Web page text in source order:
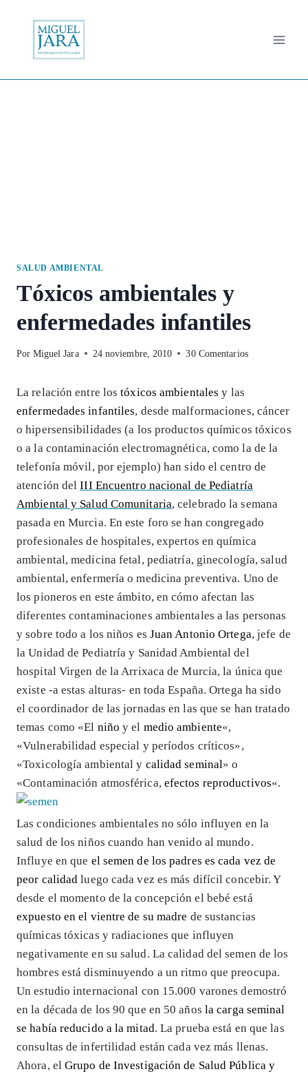
contenido
SALUD AMBIENTAL
Tóxicos ambientales y
enfermedades infantiles
Por Miguel Jara 24 noviembre, 2010 30 Comentarios
La relación entre lostóxicos ambientalesy las
enfermedades infantiles, desde malformaciones, cáncer
o hipersensibilidades (a los productos químicos tóxicos
o a la contaminación electromagnética, como la de la
telefonía móvil, por ejemplo) han sido el centro de
atención delIII Encuentro nacional de Pediatría
Ambiental y Salud Comunitaria, celebrado la semana
pasada en Murcia. En este foro se han congregado
profesionales de hospitales, expertos en química
ambiental, medicina fetal, pediatría, ginecología, salud
ambiental, enfermería o medicina preventiva. Uno de
los pioneros en este ámbito, en cómo afectan las
diferentes contaminaciones ambientales a las personas
y sobre todo a los niños es Juan Antonio Ortega, jefe de
la Unidad de Pediatría y Sanidad Ambiental del
hospital Virgen de la Arrixaca de Murcia, la única que
existe -a estas alturas- en toda España. Ortega ha sido
el coordinador de las jornadas en las que se han tratado
temas como «El niñoy el medio ambiente«,
«Vulnerabilidad especial y períodos críticos»,
«Toxicología ambiental y calidad seminal» o
«Contaminación atmosférica, efectos reproductivos«.
Las condiciones ambientales no sólo influyen en la
salud de los niños cuando han venido al mundo.
Influye en que el semen de los padres es cada vez de
peor calidadluego cada vez es más difícil concebir. Y
desde el momento de la concepción el bebé está
expuesto en el vientre de su madre de sustancias
químicas tóxicas y radiaciones que influyen
negativamente en su salud. La calidad del semen de los
hombres está disminuyendo a un ritmo que preocupa.
Un estudio internacional con 15.000 varones demostró
en la década de los 90 que en 50 años la carga seminal
se había reducido a la mitad. La prueba está en que las
consultas de infertilidad están cada vez más llenas.
Ahora, elGrupo de Investigación de Salud Pública y